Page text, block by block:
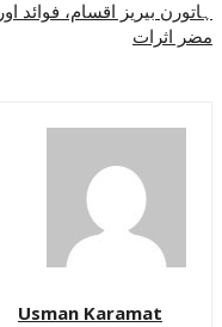
ہاتورن بیریز اقسام، فوائد اور
مضر اثرات
Usman Karamat